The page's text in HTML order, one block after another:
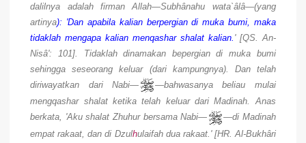
dalilnya adalah firman Allah—Subhânahu wata`âlâ—(yang
artinya): 'Dan apabila kalian berpergian di muka bumi, maka
tidaklah mengapa kalian menqashar shalat kalian. ' [QS. An-
Nisâ': 101]. Tidaklah dinamakan bepergian di muka bumi
sehingga seseorang keluar (dari kampungnya). Dan telah
diriwayatkan dari Nabi—
—bahwasanya beliau mulai
mengqashar shalat ketika telah keluar dari Madinah. Anas
berkata, 'Aku shalat Zhuhur bersama Nabi—
—di Madinah
empat rakaat, dan di Dzulhulaifah dua rakaat.' [HR. Al-Bukhâri